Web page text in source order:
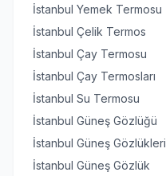
İstanbul Yemek Termosu
İstanbul Çelik Termos
İstanbul Çay Termosu
İstanbul Çay Termosları
İstanbul Su Termosu
İstanbul Güneş Gözlüğü
İstanbul Güneş Gözlükleri
İstanbul Güneş Gözlük